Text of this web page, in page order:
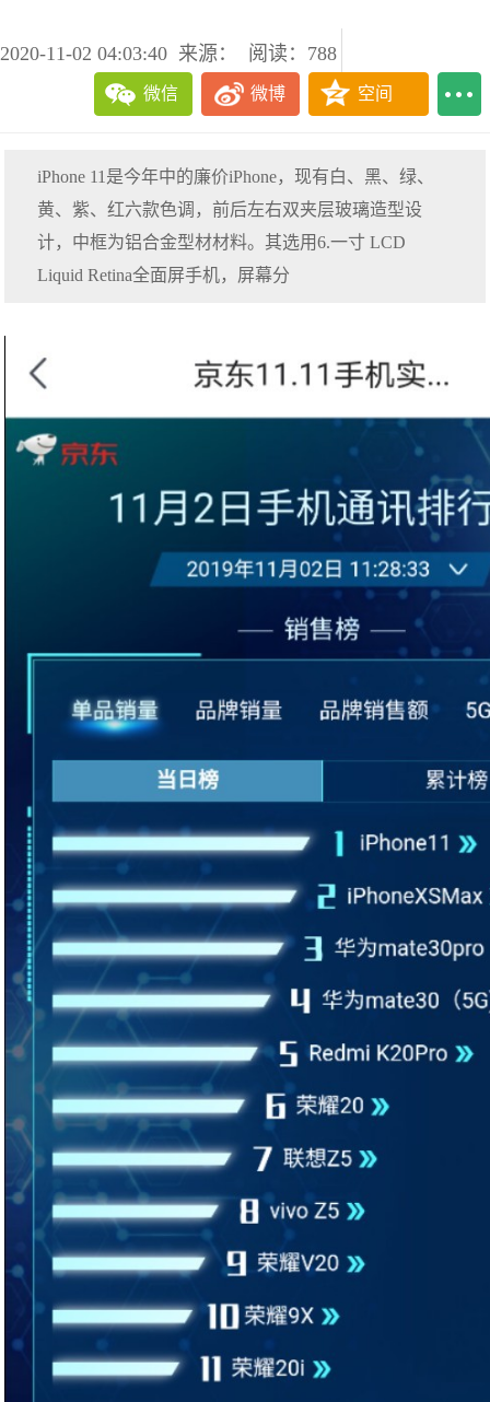
2020-11-02 04:03:40 来源： 阅读：788
微信 微博 空间
iPhone 11是今年中的廉价iPhone，现有白、黑、绿、
黄、紫、红六款色调，前后左右双夹层玻璃造型设
计，中框为铝合金型材材料。其选用6.一寸 LCD
Liquid Retina全面屏手机，屏幕分